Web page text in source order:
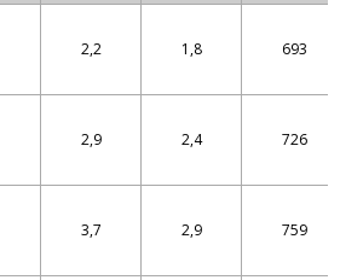
2,2 1,8 693
2,9 2,4 726
3,7 2,9 759